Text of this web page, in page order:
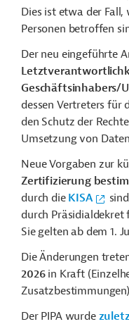
Dies ist etwa der
Personen betroffen
Der neu eingeführte
Geschäftsinhabers/
dessen Vertreters für
den Schutz der
Umsetzung von
Neue Vorgaben zur
Zertifizierung
durch die KISA
durch
Sie gelten ab dem 1.
Die Änderungen
2026in Kraft
Der PIPA wurde